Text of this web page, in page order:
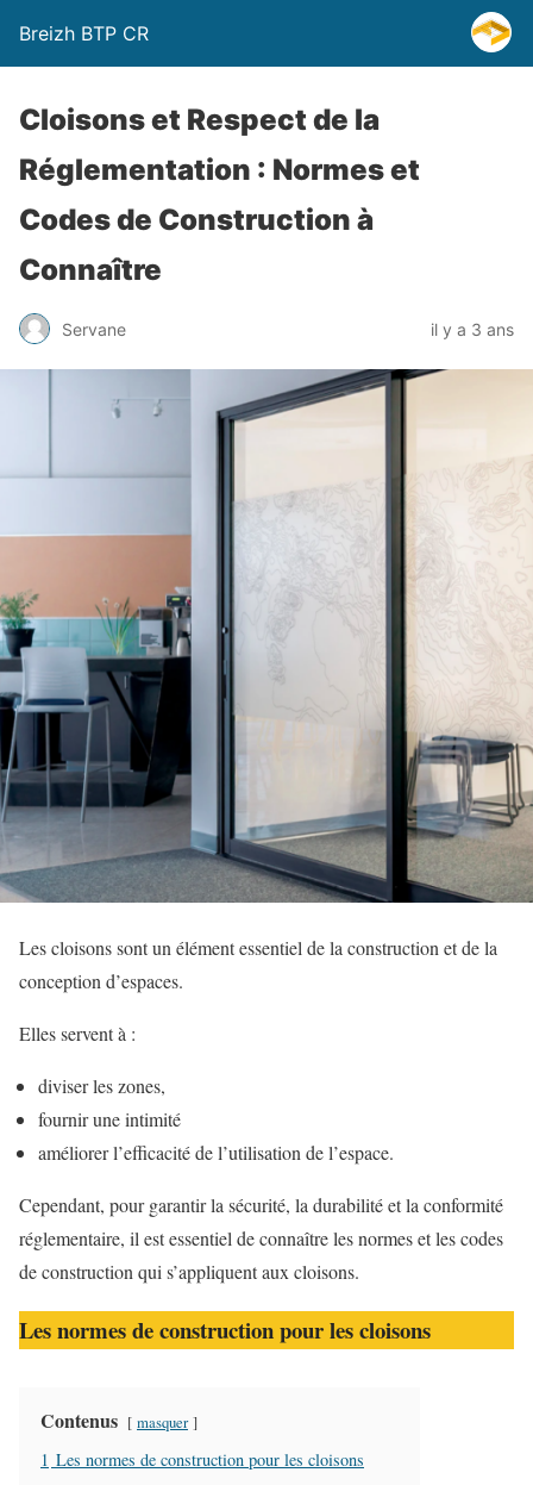
Breizh BTP CR
Cloisons et Respect de la
Réglementation : Normes et
Codes de Construction à
Connaître
Servane il y a 3 ans
Les cloisons sont un élément essentiel de la construction et de la
conception d’espaces.
Elles servent à :
diviser les zones,
fournir une intimité
améliorer l’efficacité de l’utilisation de l’espace.
Cependant, pour garantir la sécurité, la durabilité et la conformité
réglementaire, il est essentiel de connaître les normes et les codes
de construction qui s’appliquent aux cloisons.
Les normes de construction pour les cloisons
Contenus masquer
1 Les normes de construction pour les cloisons